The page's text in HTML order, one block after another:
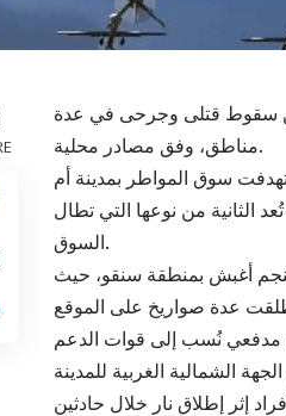
سقوط قتلى وجرحى في عدة
مناطق، وفق مصادر محلية.
استهدفت سوق المواطر بمدينة أم
الثانية من نوعها التي تطال
السوق.
أغبش بمنطقة سنقو، حيث
نُسب إلى قوات الدعم
إثر إطلاق نار خلال حادثين